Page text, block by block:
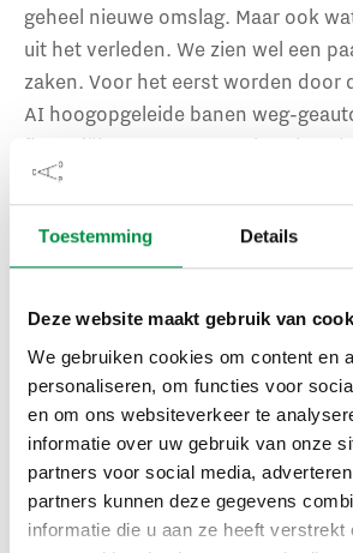
Toestemming Details
Deze website maakt gebruik van
We gebruiken cookies om content en
personaliseren, om functies voor
en om ons websiteverkeer te
informatie over uw gebruik van onze
partners voor social media,
partners kunnen deze gegevens
informatie die u aan ze heeft verstrekt
geheel nieuwe omslag. Maar ook
uit het verleden. We zien wel een
zaken. Voor het eerst worden door
AI hoogopgeleide banen weg-
financiële sector waren al veel
vervangen door een app, maar dat
gebeuren voor accountants,
professionals. Veel van hun werk
worden gedaan, dat zij mogelijk
in elk geval veel minder van nodig
Dat kan natuurlijk ook juist een
krapte op de arbeidsmarkt. We
met minder mensen en dat levert
productiviteitsstijging en
we nodig hebben om onze
blijven betalen.Recent onderzoek